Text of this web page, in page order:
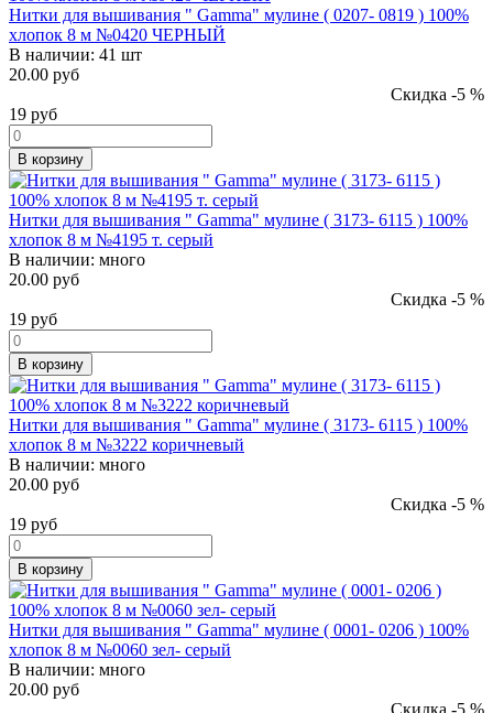
Нитки для вышивания " Gamma" мулине ( 0207- 0819 ) 100%
хлопок 8 м №0420 ЧЕРНЫЙ
В наличии: 41 шт
20.00 руб
Скидка -5 %
19 руб
В корзину
Нитки для вышивания " Gamma" мулине ( 3173- 6115 ) 100%
хлопок 8 м №4195 т. серый
В наличии: много
20.00 руб
Скидка -5 %
19 руб
В корзину
Нитки для вышивания " Gamma" мулине ( 3173- 6115 ) 100%
хлопок 8 м №3222 коричневый
В наличии: много
20.00 руб
Скидка -5 %
19 руб
В корзину
Нитки для вышивания " Gamma" мулине ( 0001- 0206 ) 100%
хлопок 8 м №0060 зел- серый
В наличии: много
20.00 руб
Скидка -5 %